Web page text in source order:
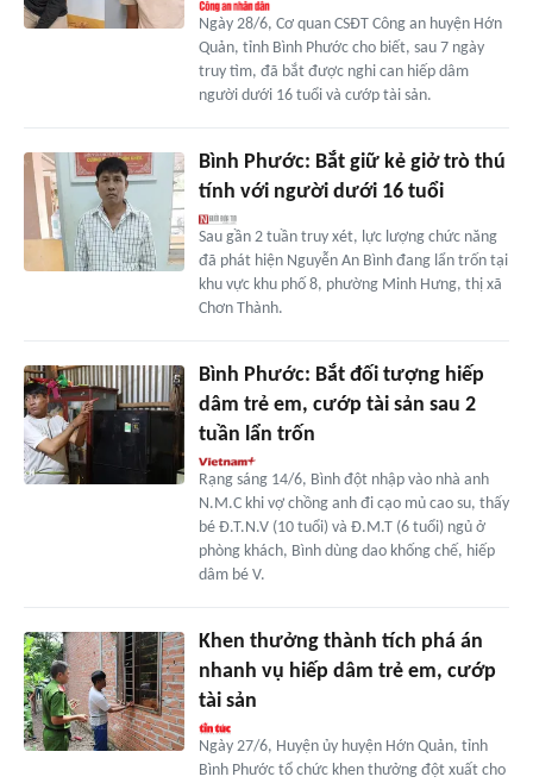
Ngày 28/6, Cơ quan CSĐT Công an huyện Hớn
Quản, tỉnh Bình Phước cho biết, sau 7 ngày
truy tìm, đã bắt được nghi can hiếp dâm
người dưới 16 tuổi và cướp tài sản.
Bình Phước: Bắt giữ kẻ giở trò thú
tính với người dưới 16 tuổi
Sau gần 2 tuần truy xét, lực lượng chức năng
đã phát hiện Nguyễn An Bình đang lẩn trốn tại
khu vực khu phố 8, phường Minh Hưng, thị xã
Chơn Thành.
Bình Phước: Bắt đối tượng hiếp
dâm trẻ em, cướp tài sản sau 2
tuần lẩn trốn
Rạng sáng 14/6, Bình đột nhập vào nhà anh
N.M.C khi vợ chồng anh đi cạo mủ cao su, thấy
bé Đ.T.N.V (10 tuổi) và Đ.M.T (6 tuổi) ngủ ở
phòng khách, Bình dùng dao khống chế, hiếp
dâm bé V.
Khen thưởng thành tích phá án
nhanh vụ hiếp dâm trẻ em, cướp
tài sản
Ngày 27/6, Huyện ủy huyện Hớn Quản, tỉnh
Bình Phước tổ chức khen thưởng đột xuất cho